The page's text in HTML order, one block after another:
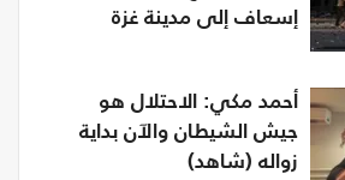
إسعاف إلى مدينة غزة
أحمد مكي: الاحتلال هو
جيش الشيطان والآن بداية
زواله (شاهد)